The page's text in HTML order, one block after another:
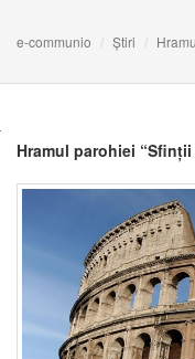
e-communio Știri
Hramul parohiei